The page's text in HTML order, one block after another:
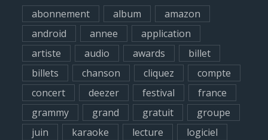
h
f
o
abonnement album
amazon
android
annee
application
artiste
audio awards
billet
billets
chanson cliquez
compte
concert
deezer festival
france
grammy
grand gratuit
groupe
juin
karaoke lecture
logiciel